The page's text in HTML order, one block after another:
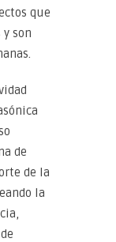
que
son
de
de la
la